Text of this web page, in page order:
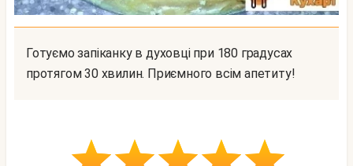
Готуємо запіканку в духовці при 180 градусах
протягом 30 хвилин. Приємного всім апетиту!